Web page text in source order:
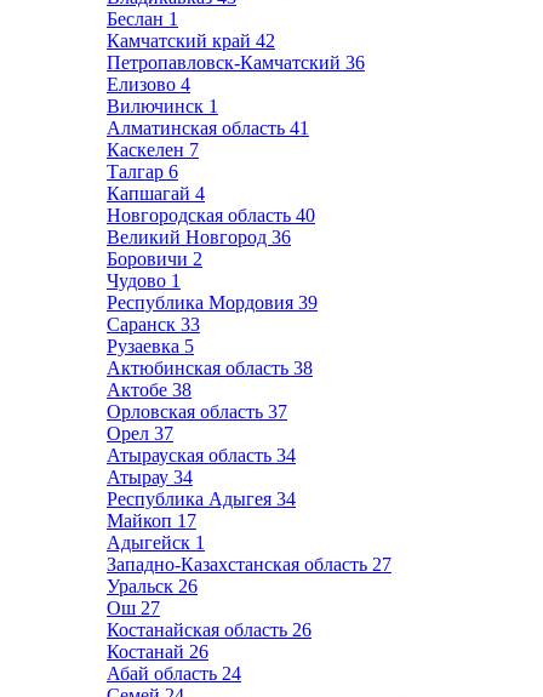
Беслан 1
Камчатский край 42
Петропавловск-Камчатский 36
Елизово 4
Вилючинск 1
Алматинская область 41
Каскелен 7
Талгар 6
Капшагай 4
Новгородская область 40
Великий Новгород 36
Боровичи 2
Чудово 1
Республика Мордовия 39
Саранск 33
Рузаевка 5
Актюбинская область 38
Актобе 38
Орловская область 37
Орел 37
Атырауская область 34
Атырау 34
Республика Адыгея 34
Майкоп 17
Адыгейск 1
Западно-Казахстанская область 27
Уральск 26
Ош 27
Костанайская область 26
Костанай 26
Абай область 24